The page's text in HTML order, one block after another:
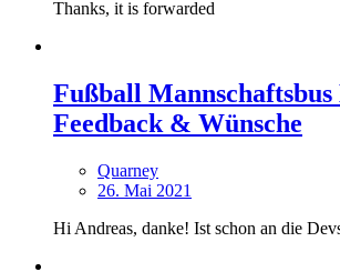
Thanks, it is forwarded
Fußball
Feedback & Wünsche
Quarney
26. Mai 2021
Hi Andreas, danke! Ist schon an die